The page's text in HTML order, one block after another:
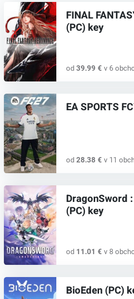
FINAL
(PC) key
od 39.99 € v 6
EA SPORTS
od 28.38 € v 11
DragonSword
(PC) key
od 11.01 € v 8
BioEden (PC)